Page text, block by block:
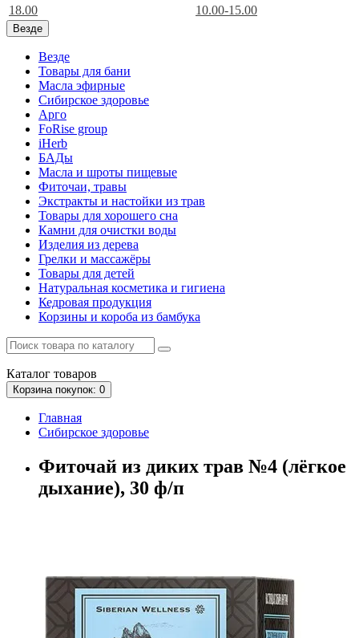
18.00
10.00-15.00
Везде
Везде
Товары для бани
Масла эфирные
Сибирское здоровье
Арго
FoRise group
iHerb
БАДы
Масла и шроты пищевые
Фиточаи, травы
Экстракты и настойки из трав
Товары для хорошего сна
Камни для очистки воды
Изделия из дерева
Грелки и массажёры
Товары для детей
Натуральная косметика и гигиена
Кедровая продукция
Корзины и короба из бамбука
Каталог товаров
Корзинапокупок: 0
Главная
Сибирское здоровье
Фиточай из диких трав №4 (лёгкое
дыхание), 30 ф/п